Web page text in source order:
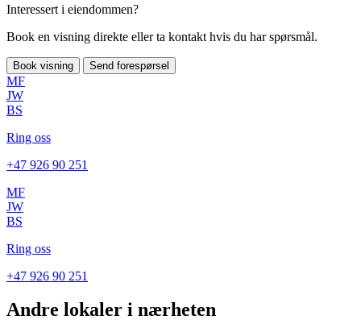
Interessert i eiendommen?
Book en visning direkte eller ta kontakt hvis du har spørsmål.
Book visning Send forespørsel
MF
JW
BS
Ring oss
+47 926 90 251
MF
JW
BS
Ring oss
+47 926 90 251
Andre lokaler i nærheten